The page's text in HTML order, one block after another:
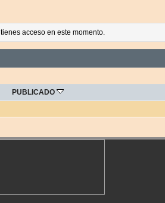
acceso en este momento.
PUBLICADO